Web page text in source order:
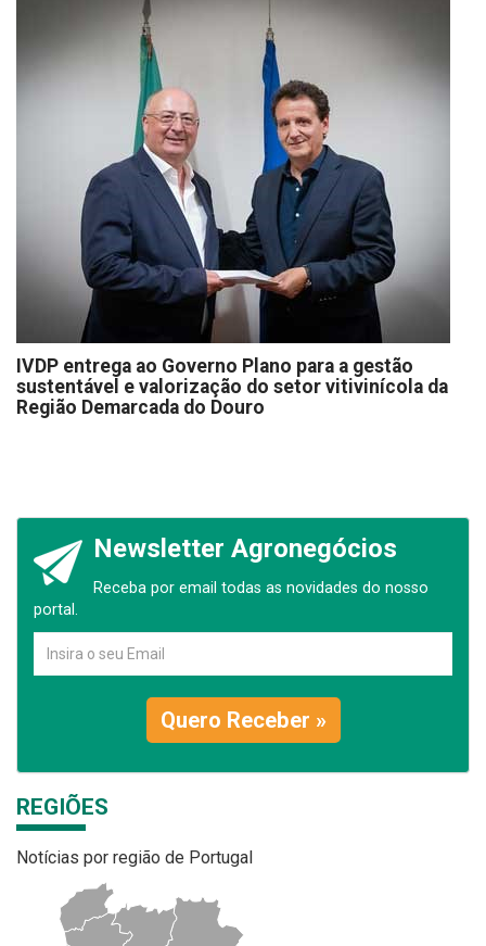
IVDP entrega ao Governo Plano para a gestão
sustentável e valorização do setor vitivinícola da
Região Demarcada do Douro
Newsletter Agronegócios
Receba por email todas as novidades do nosso
portal.
Quero Receber »
REGIÕES
Notícias por região de Portugal